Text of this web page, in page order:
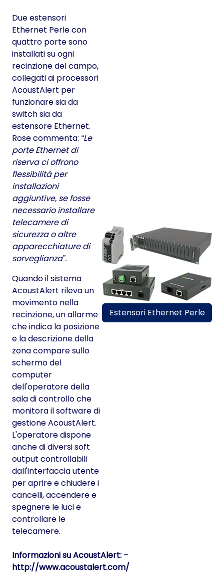
Due estensori
Ethernet Perle con
quattro porte sono
installati su ogni
recinzione del campo,
collegati ai processori
AcoustAlert per
funzionare sia da
switch sia da
estensore Ethernet.
Rose commenta: Le
porte Ethernet di
riserva ci offrono
flessibilità per
installazioni
aggiuntive, se fosse
necessario installare
telecamere di
sicurezza o altre
apparecchiature di
sorveglianza .
Quando il sistema
AcoustAlert rileva un
movimento nella
recinzione, un allarme
che indica la posizione
e la descrizione della
zona compare sullo
schermo del
computer
dell'operatore della
sala di controllo che
monitora il software di
gestione AcoustAlert.
L'operatore dispone
anche di diversi soft
output controllabili
dall'interfaccia utente
per aprire e chiudere i
cancelli, accendere e
spegnere le luci e
controllare le
telecamere.
Estensori Ethernet Perle
Informazioni su AcoustAlert: –
http://www.acoustalert.com/